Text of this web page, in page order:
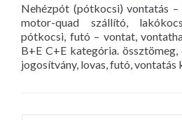
Nehézpót (pótkocsi) vontatás –
motor-quad szállító,
pótkocsi, futó – vontat,
B+E C+E kategória.
jogosítvány, lovas, futó, vontatás